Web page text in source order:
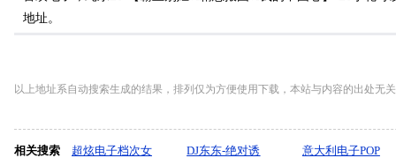
地址。
以上地址系自动搜索生成的结果，排列仅为方便使用下载，本站与内容的出处无
相关搜索
超炫电子档次女
DJ东东-绝对诱
意大利电子POP